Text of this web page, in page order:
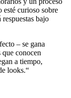
curioso sobre
bajo
– se gana
conocen
a tiempo,
looks.“